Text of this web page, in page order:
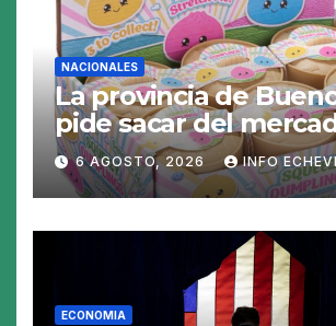
NACIONALES
La provincia de
pide sacar del
«Squeezy
juguete «tóxico»
6 AGOSTO, 2026 INFO
ECONOMIA